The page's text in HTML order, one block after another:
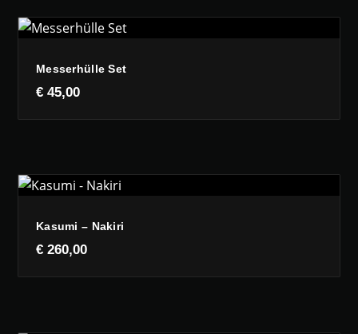
Messerhülle Set
€ 45,00
Kasumi – Nakiri
€ 260,00